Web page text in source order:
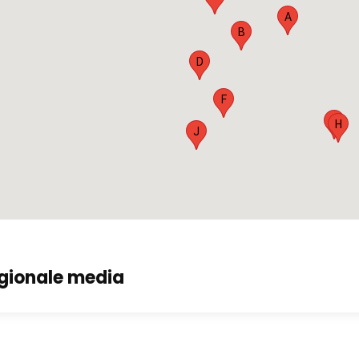
A
B
D
F
GH
J
media